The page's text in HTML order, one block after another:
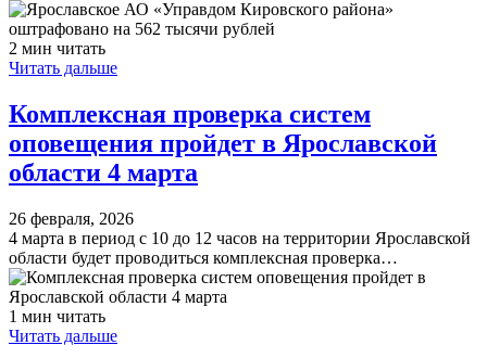
2 мин читать
Читать дальше
​Комплексная проверка систем
оповещения пройдет в Ярославской
области 4 марта
26 февраля, 2026
4 марта в период с 10 до 12 часов на территории Ярославской
области будет проводиться комплексная проверка…
1 мин читать
Читать дальше